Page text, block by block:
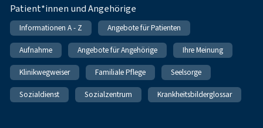
Patient*innen und Angehörige
Informationen A - Z Angebote für Patienten
Aufnahme Angebote für Angehörige Ihre Meinung
Klinikwegweiser Familiale Pflege Seelsorge
Sozialdienst Sozialzentrum Krankheitsbilderglossar